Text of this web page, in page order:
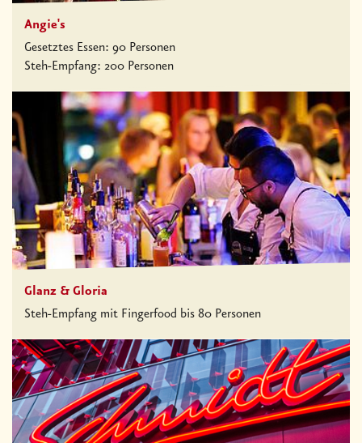
Angie's
Gesetztes Essen: 90 Personen
Steh-Empfang: 200 Personen
Glanz & Gloria
Steh-Empfang mit Fingerfood bis 80 Personen